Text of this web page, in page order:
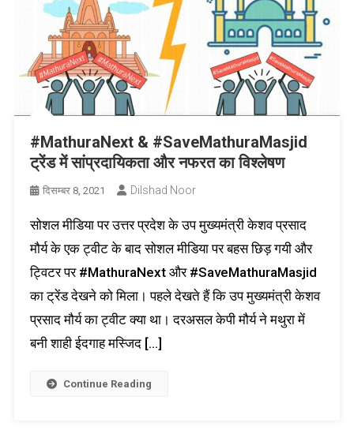
#MathuraNext & #SaveMathuraMasjid
ट्रेंड में सांप्रदायिकता और नफरत का विश्लेषण
दिसम्बर 8, 2021 Dilshad Noor
सोशल मीडिया पर उत्तर प्रदेश के उप मुख्यमंत्री केशव प्रसाद
मौर्य के एक ट्वीट के बाद सोशल मीडिया पर बहस छिड़ गयी और
ट्विटर पर #MathuraNext और #SaveMathuraMasjid
का ट्रेंड देखने को मिला। पहले देखते हैं कि उप मुख्यमंत्री केशव
प्रसाद मौर्य का ट्वीट क्या था। दरअसल केपी मौर्य ने मथुरा में
बनी शाही ईदगाह मस्जिद […]
Continue Reading